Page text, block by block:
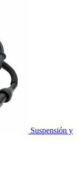
Suspensión y